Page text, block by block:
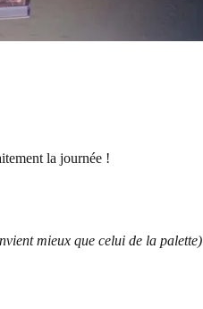
la journée !
mieux que celui de la palette)